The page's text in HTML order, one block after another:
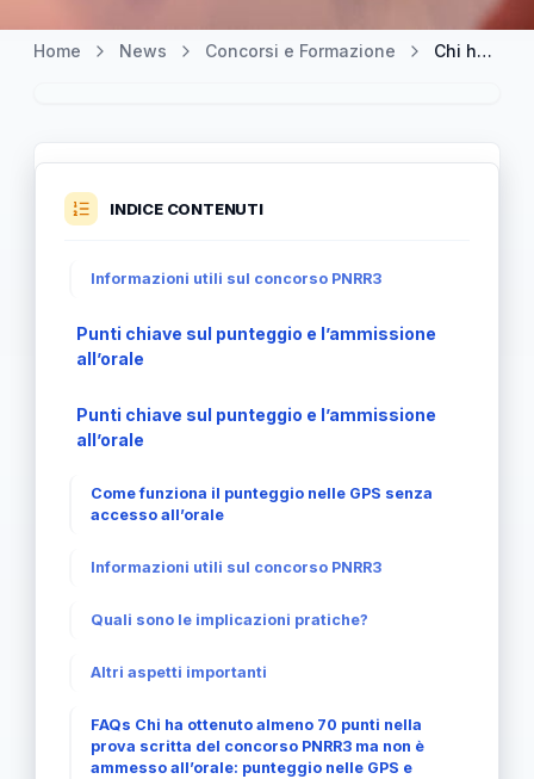
Home News Concorsi e Formazione Chi ha ottenuto almeno 70 punti nella prova scritta del concorso PNRR3 ma non è ammesso all’orale: punteggio nelle GPS e Question Time
INDICE CONTENUTI
Informazioni utili sul concorso PNRR3
Punti chiave sul punteggio e l’ammissione
all’orale
Punti chiave sul punteggio e l’ammissione
all’orale
Come funziona il punteggio nelle GPS senza
accesso all’orale
Informazioni utili sul concorso PNRR3
Quali sono le implicazioni pratiche?
Altri aspetti importanti
FAQs Chi ha ottenuto almeno 70 punti nella
prova scritta del concorso PNRR3 ma non è
ammesso all’orale: punteggio nelle GPS e